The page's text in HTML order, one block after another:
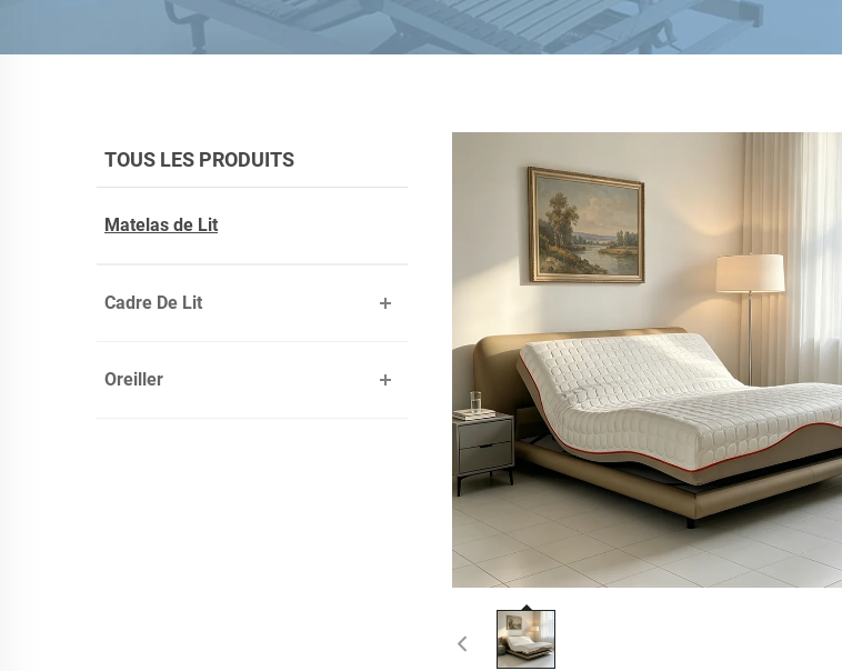
TOUS LES PRODUITS
Matelas de Lit
Cadre De Lit
Oreiller